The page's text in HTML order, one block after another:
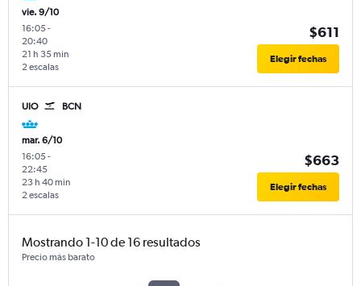
vie. 9/10
16:05-
20:40
2 escalas
21 h 35 min
$611
Elegir fechas
UIO BCN
mar. 6/10
16:05-
22:45
2 escalas
23 h 40 min
$663
Elegir fechas
Mostrando 1-10 de 16 resultados
Precio más barato